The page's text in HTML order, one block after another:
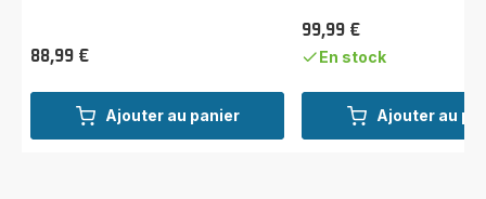
Ajouter au panier
Prix
88,99 €
Ajouter au
Prix
99,99 €
En stock